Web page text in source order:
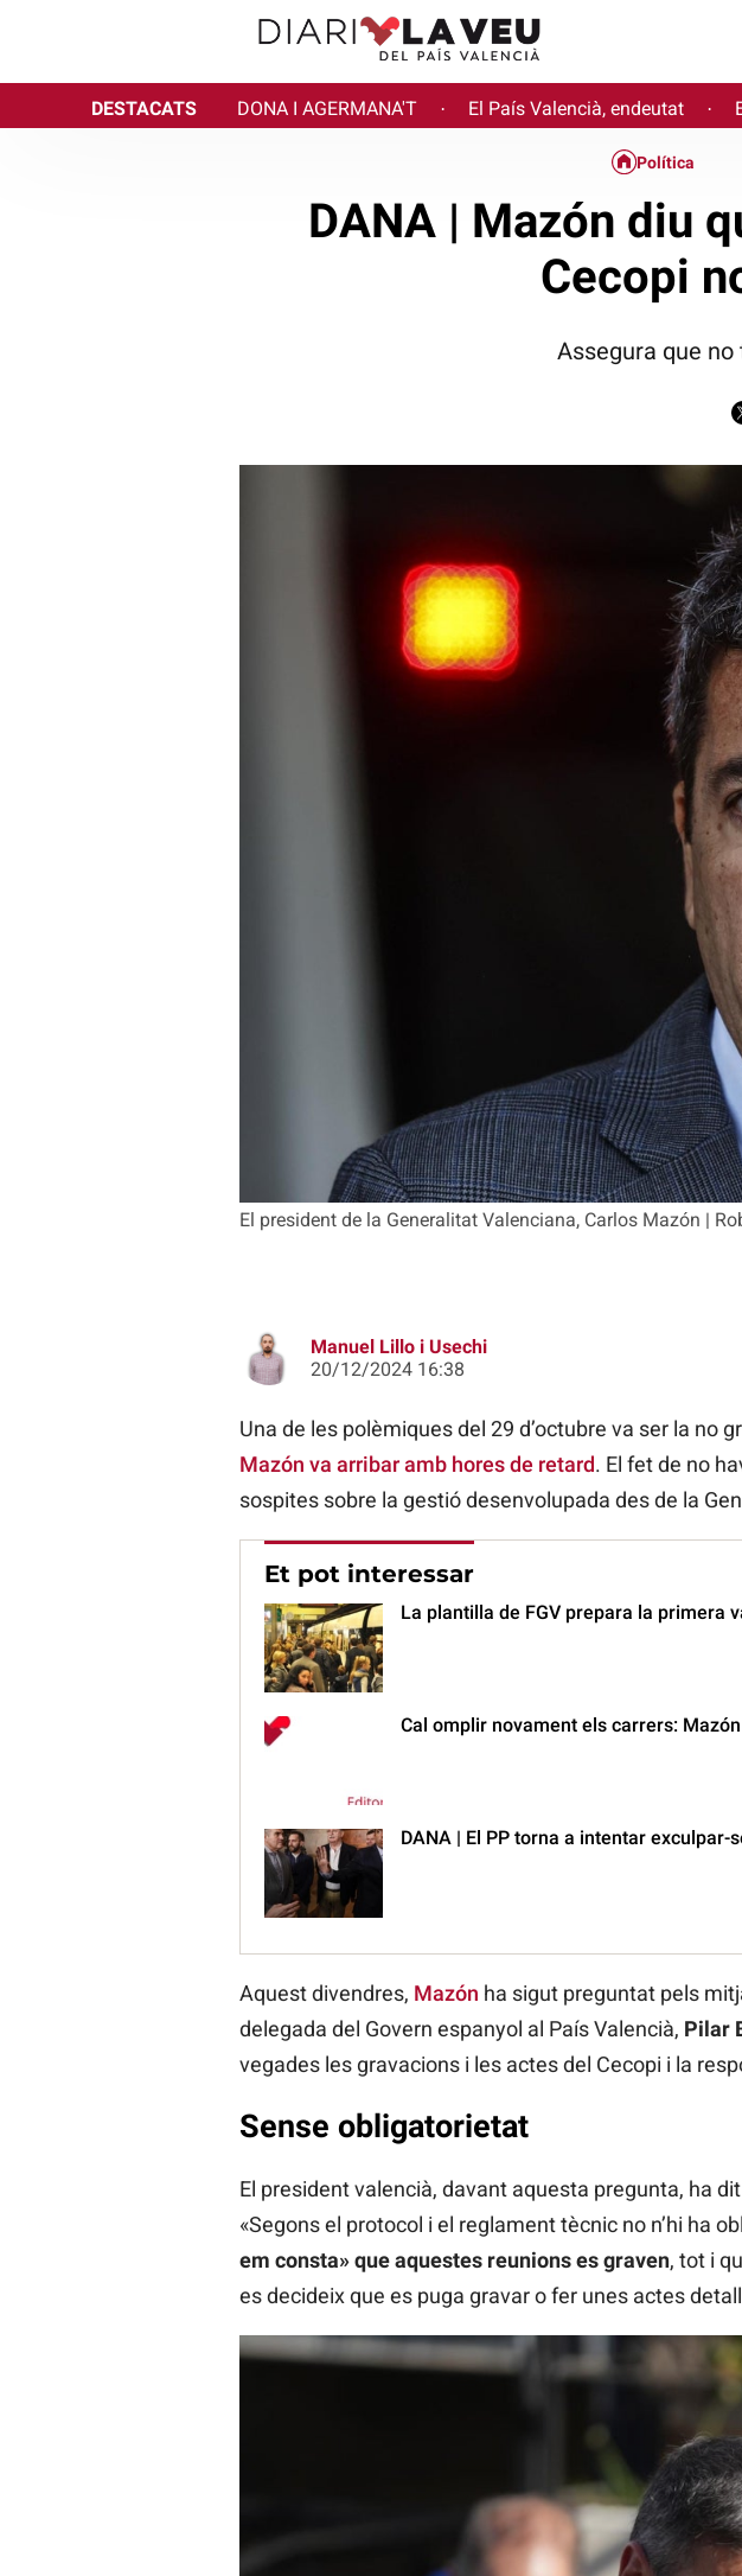
DESTACATS DONA I AGERMANA'T · El País Valencià, endeutat ·
El president de la Generalitat Valenciana, Carlos Mazón |
Política
DANA | Mazón diu
Cecopi
Assegura que
Manuel Lillo i Usechi
20/12/2024 16:38
Una de les polèmiques del 29 d’octubre va ser la no
Mazón va arribar amb hores de retard. El fet de no
sospites sobre la gestió desenvolupada des de la
Et pot interessar
La plantilla de FGV prepara la primera
Cal omplir novament els carrers:
DANA | El PP torna a intentar
Aquest divendres, Mazón ha sigut preguntat pels
delegada del Govern espanyol al País Valencià, Pilar
vegades les gravacions i les actes del Cecopi i la
Sense obligatorietat
El president valencià, davant aquesta pregunta, ha
«Segons el protocol i el reglament tècnic no n’hi ha
em consta» que aquestes reunions es graven, tot i
es decideix que es puga gravar o fer unes actes